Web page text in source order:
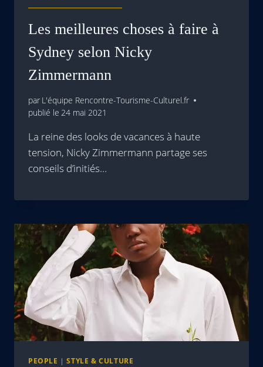
Les meilleures choses à faire à
Sydney selon Nicky
Zimmermann
par L'équipe Rencontre-Tourisme-Culturel.fr
publié le 24 mai 2021
La reine des looks de vacances à haute
tension, Nicky Zimmermann partage ses
conseils d’initiés…
PEOPLE |STYLE & CULTURE